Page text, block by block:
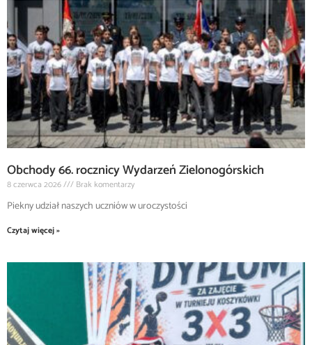
Obchody 66. rocznicy Wydarzeń Zielonogórskich
8 czerwca 2026 Brak komentarzy
Piekny udział naszych uczniów w uroczystości
Czytaj więcej »